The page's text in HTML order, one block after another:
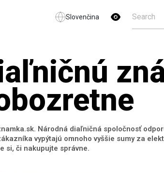
Slovenčina
Národná diaľničná spoločnosť
vypýtajú omnoho vyššie sumy za
si, či nakupujte správne.